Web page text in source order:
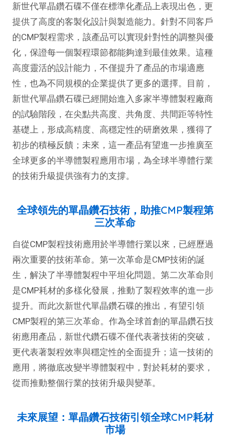
新世代單晶鑽石碟不僅在標準化產品上表現出色，更
提供了高度的客製化設計與製造能力。針對不同客戶
的CMP製程需求，該產品可以實現針對性的調整與優
化，保證每一個製程環節都能夠達到最佳效果。這種
高度靈活的設計能力，不僅提升了產品的市場適應
性，也為不同規模的企業提供了更多的選擇。目前，
新世代單晶鑽石碟已經開始進入多家半導體製程廠商
的試驗階段，在尖點共高度、共角度、共間距等特性
基礎上，形成高精度、高穩定性的研磨效果，獲得了
初步的積極反饋；未來，這一產品有望進一步推廣至
全球更多的半導體製程應用市場，為全球半導體行業
的技術升級提供強有力的支撐。
全球領先的單晶鑽石技術，助推CMP製程第
三次革命
自從CMP製程技術應用於半導體行業以來，已經歷過
兩次重要的技術革命。第一次革命是CMP技術的誕
生，解決了半導體製程中平坦化問題。第二次革命則
是CMP耗材的多樣化發展，推動了製程效率的進一步
提升。而此次新世代單晶鑽石碟的推出，有望引領
CMP製程的第三次革命。作為全球首創的單晶鑽石技
術應用產品，新世代鑽石碟不僅代表著技術的突破，
更代表著製程效率與穩定性的全面提升；這一技術的
應用，將徹底改變半導體製程中，對於耗材的要求，
從而推動整個行業的技術升級與變革。
未來展望：單晶鑽石技術引領全球CMP耗材
市場